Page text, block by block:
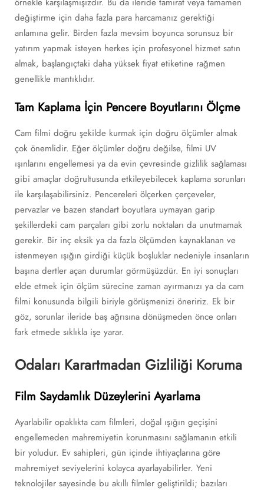
değiştirme için daha fazla para harcamanız gerektiği
anlamına gelir. Birden fazla mevsim boyunca sorunsuz bir
yatırım yapmak isteyen herkes için profesyonel hizmet satın
almak, başlangıçtaki daha yüksek fiyat etiketine rağmen
genellikle mantıklıdır.
Tam Kaplama İçin Pencere Boyutlarını Ölçme
Cam filmi doğru şekilde kurmak için doğru ölçümler almak
çok önemlidir. Eğer ölçümler doğru değilse, filmi UV
ışınlarını engellemesi ya da evin çevresinde gizlilik sağlaması
gibi amaçlar doğrultusunda etkileyebilecek kaplama sorunları
ile karşılaşabilirsiniz. Pencereleri ölçerken çerçeveler,
pervazlar ve bazen standart boyutlara uymayan garip
şekillerdeki cam parçaları gibi zorlu noktaları da unutmamak
gerekir. Bir inç eksik ya da fazla ölçümden kaynaklanan ve
istenmeyen ışığın girdiği küçük boşluklar nedeniyle insanların
başına dertler açan durumlar görmüşüzdür. En iyi sonuçları
elde etmek için ölçüm sürecine zaman ayırmanızı ya da cam
filmi konusunda bilgili biriyle görüşmenizi öneririz. Ek bir
göz, sorunlar ileride baş ağrısına dönüşmeden önce onları
fark etmede sıklıkla işe yarar.
Odaları Karartmadan Gizliliği Koruma
Film Saydamlık Düzeylerini Ayarlama
Ayarlabilir opaklıkta cam filmleri, doğal ışığın geçişini
engellemeden mahremiyetin korunmasını sağlamanın etkili
bir yoludur. Ev sahipleri, gün içinde ihtiyaçlarına göre
mahremiyet seviyelerini kolayca ayarlayabilirler. Yeni
teknolojiler sayesinde bu akıllı filmler geliştirildi; bazıları